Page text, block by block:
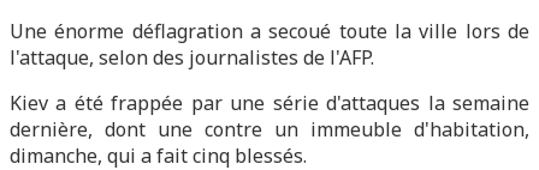
Une énorme déflagration a secoué toute la ville lors de
l'attaque, selon des journalistes de l'AFP.
Kiev a été frappée par une série d'attaques la semaine
dernière, dont une contre un immeuble d'habitation,
dimanche, qui a fait cinq blessés.